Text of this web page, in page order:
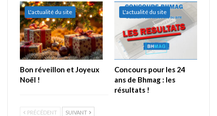
L'actualité du site
Bon réveillon et Joyeux
Noël !
L'actualité du site
Concours pour les 24
ans de Bhmag : les
résultats !
PRÉCÉDENT SUIVANT